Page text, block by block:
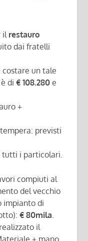
il restauro
dai fratelli
costare un tale
è di€ 108.280 e
+
previsti
tutti i particolari.
compiuti al
del vecchio
impianto di
€ 80mila.
il